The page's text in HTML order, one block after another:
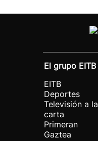
El grupo EITB
EITB
Deportes
Televisión a la
carta
Primeran
Gaztea